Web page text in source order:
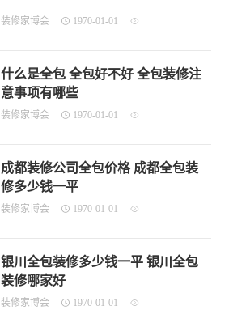
装修家博会 1970-01-01
什么是全包 全包好不好 全包装修注
意事项有哪些
装修家博会 1970-01-01
成都装修公司全包价格 成都全包装
修多少钱一平
装修家博会 1970-01-01
银川全包装修多少钱一平 银川全包
装修哪家好
装修家博会 1970-01-01